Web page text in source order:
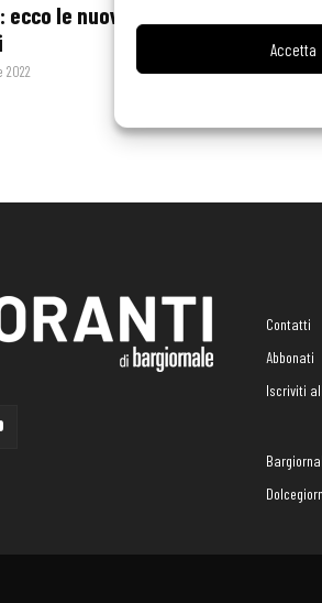
Accetta
le nuove Linee
2022
locali
Giuseppe
Contatti
Abbonati
Iscriviti